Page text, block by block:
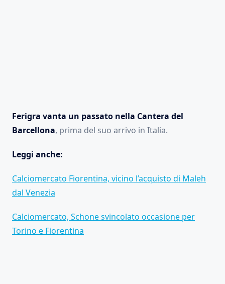
Ferigra vanta un passato nella Cantera del
Barcellona, prima del suo arrivo in Italia.
Leggi anche:
Calciomercato Fiorentina, vicino l’acquisto di Maleh
dal Venezia
Calciomercato, Schone svincolato occasione per
Torino e Fiorentina